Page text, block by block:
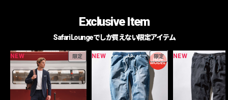
Exclusive Item
Safari Loungeでしか買えない限定アイテム
NEW 限定 NEW 限定 NEW